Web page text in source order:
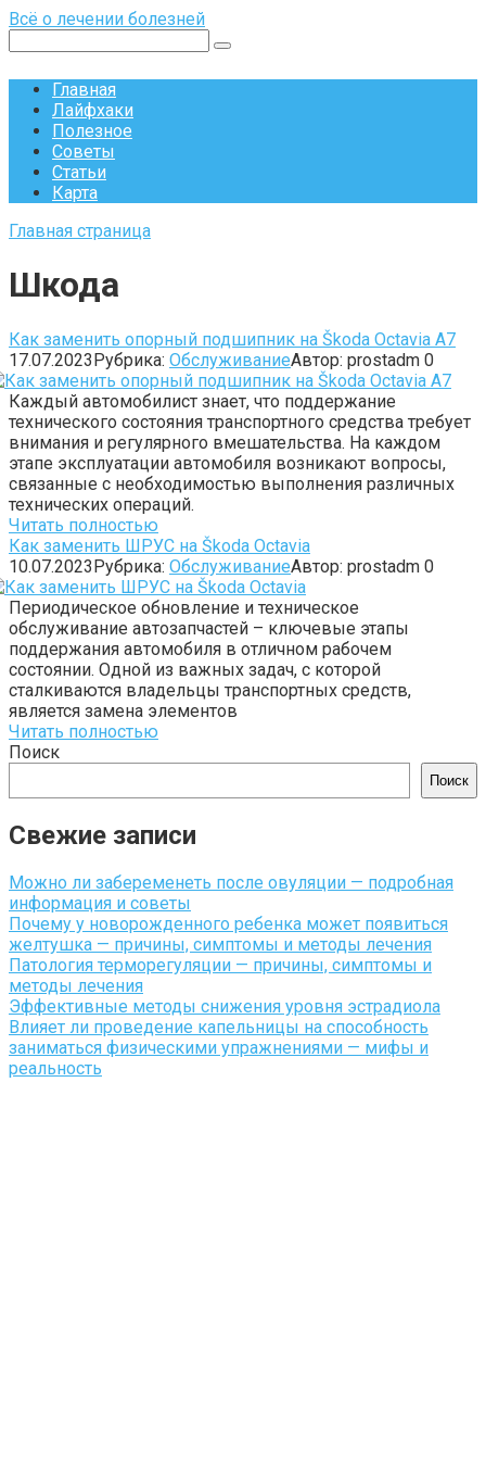
Перейти
контенту
Всё о лечении болезней
Главная
Лайфхаки
Полезное
Советы
Статьи
Карта
Главная страница
Шкода
Как заменить опорный подшипник на Škoda Octavia A7
17.07.2023Рубрика: ОбслуживаниеАвтор: prostadm 0
Каждый автомобилист знает, что поддержание
технического состояния транспортного средства требует
внимания и регулярного вмешательства. На каждом
этапе эксплуатации автомобиля возникают вопросы,
связанные с необходимостью выполнения различных
технических операций.
Читать полностью
Как заменить ШРУС на Škoda Octavia
10.07.2023Рубрика: ОбслуживаниеАвтор: prostadm 0
Периодическое обновление и техническое
обслуживание автозапчастей – ключевые этапы
поддержания автомобиля в отличном рабочем
состоянии. Одной из важных задач, с которой
сталкиваются владельцы транспортных средств,
является замена элементов
Читать полностью
Поиск
Поиск
Свежие записи
Можно ли забеременеть после овуляции — подробная
информация и советы
Почему у новорожденного ребенка может появиться
желтушка — причины, симптомы и методы лечения
Патология терморегуляции — причины, симптомы и
методы лечения
Эффективные методы снижения уровня эстрадиола
Влияет ли проведение капельницы на способность
заниматься физическими упражнениями — мифы и
реальность